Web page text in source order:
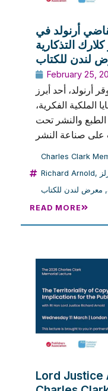
أرنولد في
التذكارية
لندن للكتاب
February 25,
أرنولد، أحد أبرز
الفكرية،
والنشر تحت
Charles Clark
Richard Arnold,
, معرض لندن للكتاب
READ MORE
Lord Justice